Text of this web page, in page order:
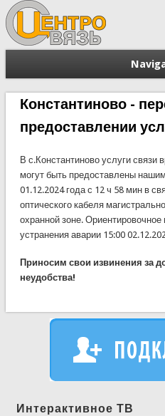
Константиново -
предоставлении
В с.Константиново услуги связи
могут быть предоставлены
01.12.2024 года с 12 ч 58 мин в
оптического кабеля
охранной зоне. Ориентировочное
устранения аварии 15:00
Приносим свои извинения за
неудобства!
Интерактивное ТВ